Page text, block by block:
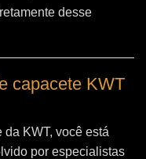
desse
capacete KWT
KWT, você está
por especialistas